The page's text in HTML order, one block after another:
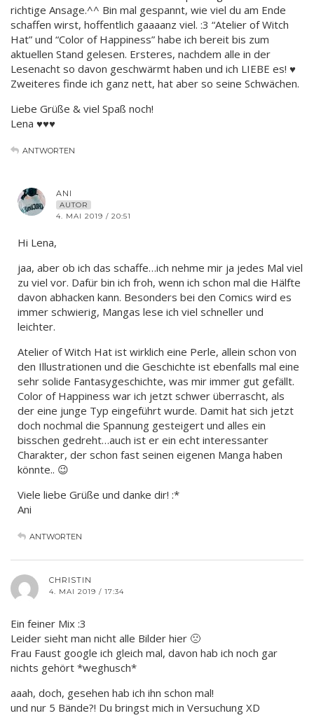
richtige Ansage.^^ Bin mal gespannt, wie viel du am Ende
schaffen wirst, hoffentlich gaaaanz viel. :3 “Atelier of Witch
Hat” und “Color of Happiness” habe ich bereit bis zum
aktuellen Stand gelesen. Ersteres, nachdem alle in der
Lesenacht so davon geschwärmt haben und ich LIEBE es! ♥
Zweiteres finde ich ganz nett, hat aber so seine Schwächen.
Liebe Grüße & viel Spaß noch!
Lena ♥♥♥
ANTWORTEN
ANI
AUTOR
4. MAI 2019 / 20:51
Hi Lena,
jaa, aber ob ich das schaffe…ich nehme mir ja jedes Mal viel
zu viel vor. Dafür bin ich froh, wenn ich schon mal die Hälfte
davon abhacken kann. Besonders bei den Comics wird es
immer schwierig, Mangas lese ich viel schneller und
leichter.
Atelier of Witch Hat ist wirklich eine Perle, allein schon von
den Illustrationen und die Geschichte ist ebenfalls mal eine
sehr solide Fantasygeschichte, was mir immer gut gefällt.
Color of Happiness war ich jetzt schwer überrascht, als
der eine junge Typ eingeführt wurde. Damit hat sich jetzt
doch nochmal die Spannung gesteigert und alles ein
bisschen gedreht…auch ist er ein echt interessanter
Charakter, der schon fast seinen eigenen Manga haben
könnte.. 😉
Viele liebe Grüße und danke dir! :*
Ani
ANTWORTEN
CHRISTIN
4. MAI 2019 / 17:34
Ein feiner Mix :3
Leider sieht man nicht alle Bilder hier 🙁
Frau Faust google ich gleich mal, davon hab ich noch gar
nichts gehört *weghusch*
aaah, doch, gesehen hab ich ihn schon mal!
und nur 5 Bände?! Du bringst mich in Versuchung XD